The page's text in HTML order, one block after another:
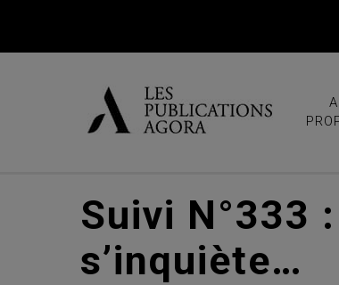
A
Suivi N°333
s’inquiète…